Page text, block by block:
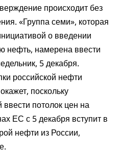
происходит без
«Группа семи», которая
о введении
нефть, намерена ввести
5 декабря.
российской нефти
поскольку
потолок цен на
ЕС с 5 декабря вступит в
нефти из России,